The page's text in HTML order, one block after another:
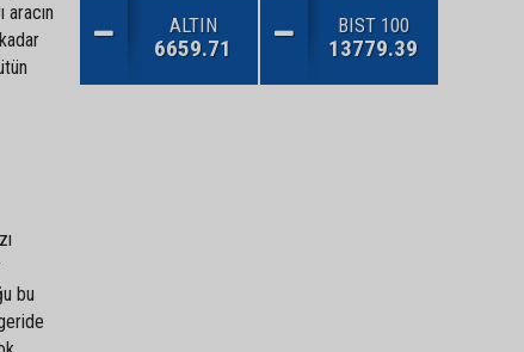
bu
ALTIN
6659.71
BIST 100
13779.39